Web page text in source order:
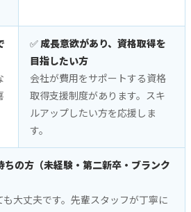
✅ 成長意欲があり、資格取得を
目指したい方
会社が費用をサポートする資格
取得支援制度があります。スキ
ルアップしたい方を応援しま
す。
ちの方（未経験・第二新卒・ブランク
大丈夫です。先輩スタッフが丁寧に